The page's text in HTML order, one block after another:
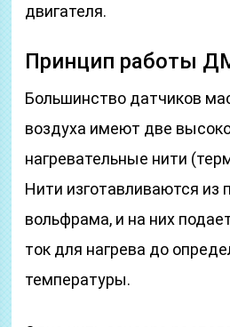
двигателя.
Принцип работы
Большинство датчиков
воздуха имеют две
нагревательные нити
Нити изготавливаются из
вольфрама, и на них
ток для нагрева до
температуры.